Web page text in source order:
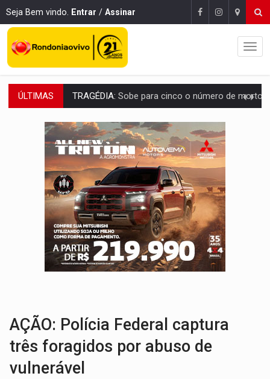
Seja Bem vindo. Entrar / Assinar
ÚLTIMAS TRANSPORTE DE ARROZ:MPF assegura cumprimento da legislação sobre transporte
DEEPFAKE:Sancionada lei contra violência sexual infantil na
COLEGIADO:Brasil e Rússia discutem energia nuclear, defesa e
URGENTE:Colisão entre caminhão e carro deixa quatro mortos e um em
ENCONTRO:Amazônia Negra ganha projeção nacional com participação de
PREVISÃO:Porto Velho tem chances de chuvas isoladas nesta
SINDICATOS UNIDOS:Assembleia Geral delibera greve da educação
PROCESSO SELETIVO:Rondoniaovivo abre oficina de Comunicação com
AÇÃO: Polícia Federal captura
três foragidos por abuso de
vulnerável